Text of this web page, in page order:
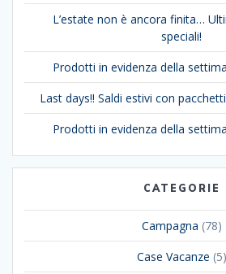
L’estate non è ancora finita…
speciali!
Prodotti in evidenza della
Last days!! Saldi estivi con
Prodotti in evidenza della
CATEGORIE
Campagna (78)
Case Vacanze (5)